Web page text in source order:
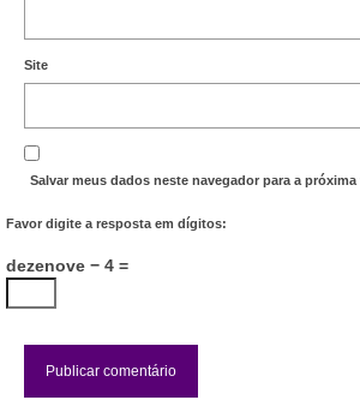
Benefício Social Familiar
FIQUE POR DENTRO
Notícias
Vídeos
Publicações
Links Úteis
Site
Salvar meus dados neste navegador para a
Favor digite a resposta em dígitos:
dezenove − 4 =